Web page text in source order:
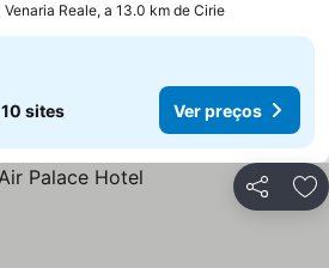
Venaria Reale, a 13.0 km de Cirie
10 sites Ver preços
Partilhar